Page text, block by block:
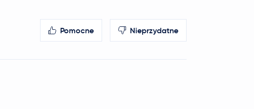
Pomocne Nieprzydatne